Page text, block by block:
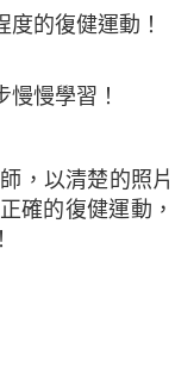
的復健運動！
慢學習！
，以清楚的照片
確的復健運動，